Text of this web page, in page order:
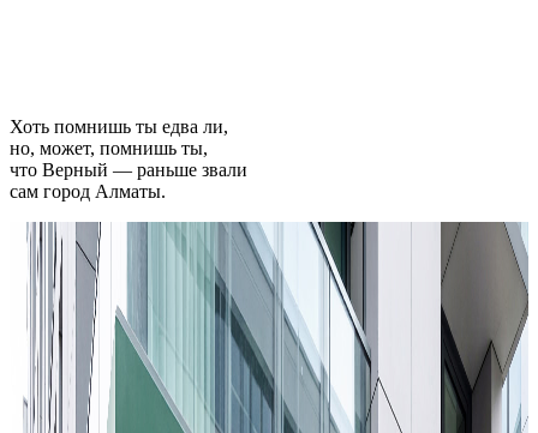
Хоть помнишь ты едва ли,
но, может, помнишь ты,
что Верный — раньше звали
сам город Алматы.